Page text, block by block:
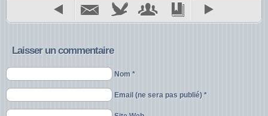
Laisser un commentaire
Nom *
Email (ne sera pas publié) *